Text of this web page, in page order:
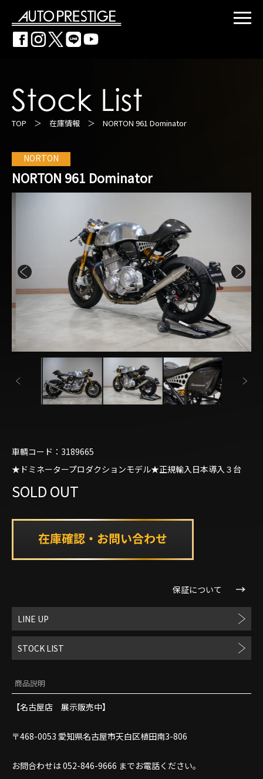
TOP ＞ 在庫情報 ＞ NORTON 961 Dominator
NORTON
NORTON 961 Dominator
車輌コード：3189665
★ドミネータープロダクションモデル★正規輸入日本導入３台
SOLD OUT
保証について
LINE UP
STOCK LIST
商品説明
【名古屋店 展示販売中】
〒468-0053 愛知県名古屋市天白区植田南3-806
お問合わせは 052-846-9666 までお電話ください。